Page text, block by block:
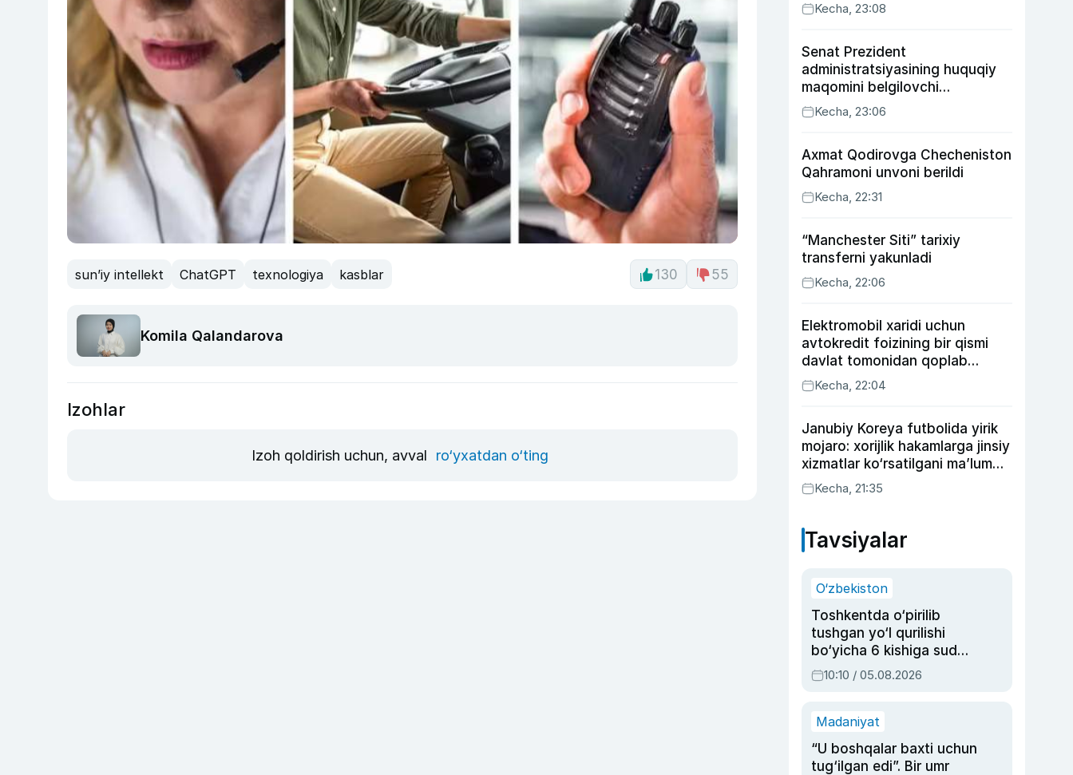
sun’iy intellekt ChatGPT texnologiya kasblar 130 55
Komila Qalandarova
Izohlar
Izoh qoldirish uchun, avval ro‘yxatdan o‘ting
Kecha, 23:08
Senat Prezident
administratsiyasining huquqiy
maqomini belgilovchi
konstitutsiyaviy qonunni
ma’qulladi
Kecha, 23:06
Axmat Qodirovga Checheniston
Qahramoni unvoni berildi
Kecha, 22:31
“Manchester Siti” tarixiy
transferni yakunladi
Kecha, 22:06
Elektromobil xaridi uchun
avtokredit foizining bir qismi
davlat tomonidan qoplab
berilishi mumkin
Kecha, 22:04
Janubiy Koreya futbolida yirik
mojaro: xorijlik hakamlarga jinsiy
xizmatlar ko‘rsatilgani ma’lum
qilindi
Kecha, 21:35
Tavsiyalar
O‘zbekiston
Toshkentda o‘pirilib
tushgan yo‘l qurilishi
bo‘yicha 6 kishiga sud
hukmi o‘qildi
10:10 / 05.08.2026
Madaniyat
“U boshqalar baxti uchun
tug‘ilgan edi”. Bir umr